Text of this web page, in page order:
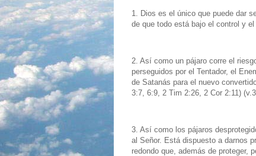
1. Dios es el único que puede dar
de que todo está bajo el control y
2. Así como un pájaro corre el
perseguidos por el Tentador, el
de Satanás para el nuevo
3:7, 6:9, 2 Tim 2:26, 2 Cor 2:11)
3. Así como los pájaros
al Señor. Está dispuesto a darnos
redondo que, además de proteger,